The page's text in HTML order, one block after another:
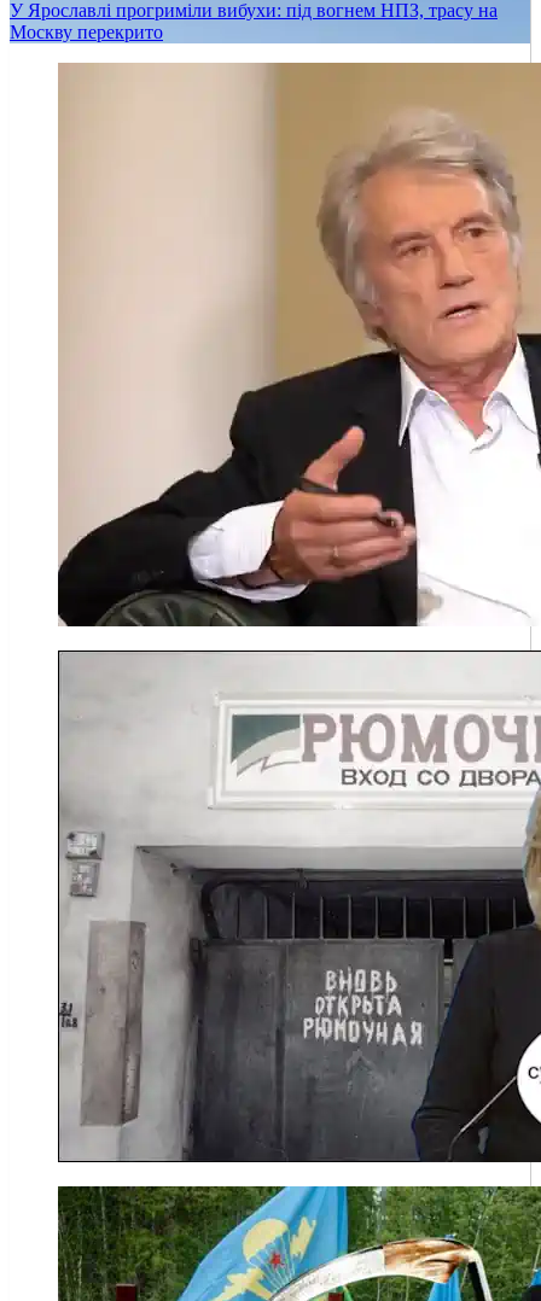
У Ярославлі прогриміли вибухи: під вогнем НПЗ, трасу на
Москву перекрито